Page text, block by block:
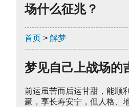
场什么征兆？
首页 > 解梦
梦见自己上战场的
前运虽苦而后运甘甜，能顺
豪，享长寿安宁，但人格、